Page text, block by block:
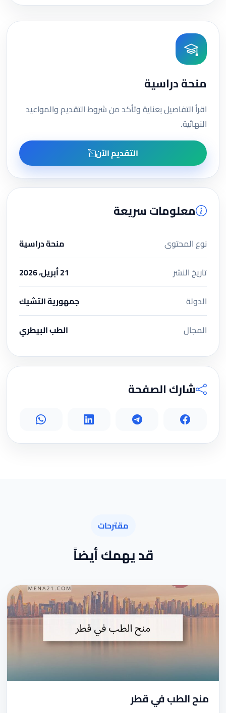
منحة دراسية
اقرأ التفاصيل بعناية وتأكد من شروط التقديم والمواعيد
النهائية.
التقديم الآن
معلومات سريعة
نوع المحتوى
منحة دراسية
تاريخ النشر
21 أبريل، 2026
الدولة
جمهورية التشيك
المجال
الطب البيطري
شارك الصفحة
مقترحات
قد يهمك أيضاً
منح الطب في قطر